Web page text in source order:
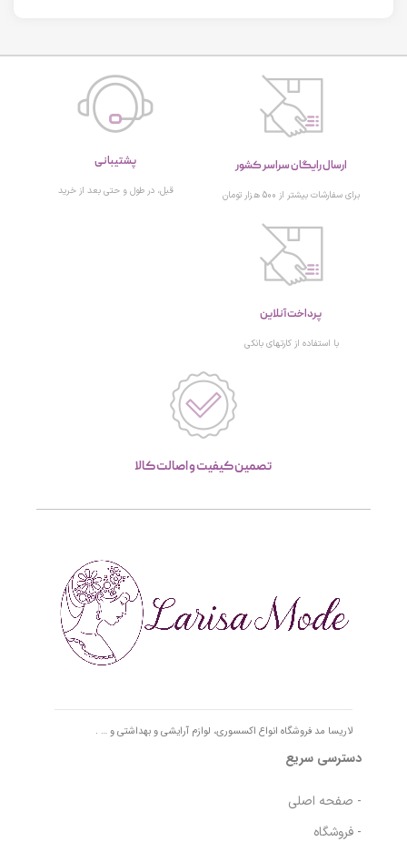
ارسال رایگان سراسر کشور
برای سفارشات بیشتر از 500 هزار تومان
پشتیبانی
قبل، در طول و حتی بعد از خرید
پرداخت آنلاین
با استفاده از کارتهای بانکی
تصمین کیفیت و اصالت کالا
لاریسا مد فروشگاه انواع اکسسوری، لوازم آرایشی و بهداشتی و … .
دسترسی سریع
- صفحه اصلی
- فروشگاه